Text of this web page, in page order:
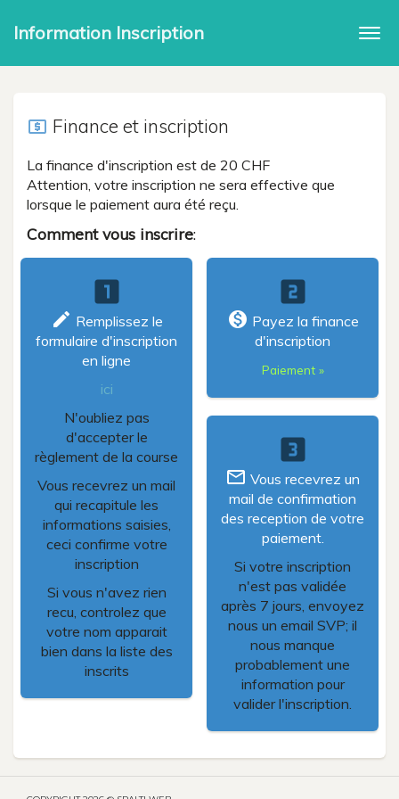
Information Inscription
local_atm Finance et inscription
La finance d'inscription est de 20 CHF
Attention, votre inscription ne sera effective que
lorsque le paiement aura été reçu.
Comment vous inscrire:
looks_one
create Remplissez le
formulaire d'inscription
en ligne
ici
N'oubliez pas
d'accepter le
règlement de la course
Vous recevrez un mail
qui recapitule les
informations saisies,
ceci confirme votre
inscription
Si vous n'avez rien
recu, controlez que
votre nom apparait
bien dans la liste des
inscrits
looks_two
monetization_on Payez la finance
d'inscription
Paiement »
looks_3
mail_outline Vous recevrez un
mail de confirmation
des reception de votre
paiement.
Si votre inscription
n'est pas validée
après 7 jours, envoyez
nous un email SVP; il
nous manque
probablement une
information pour
valider l'inscription.